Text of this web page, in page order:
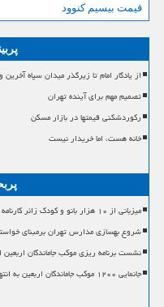
قیمت بیسیم کنوود
از یادگار امام تا زیرگذر میدان سپاه
تصمیم مهم برای آینده تهران
رکوردشکنی قیمتها در بازار مسکن
خانه هست، اما خریدار نیست
میزبانی از ۱۰ هزار بانو و کودک زائر کارنامه جامع خدمات قرارگاه زینبیه
شروع بهسازی مدارس تهران برمبنای
نشست برنامه ریزی موکب جاماندگان اربعین
جانمایی ۱۲۰۰ موکب جاماندگان اربعین به انتها رسید